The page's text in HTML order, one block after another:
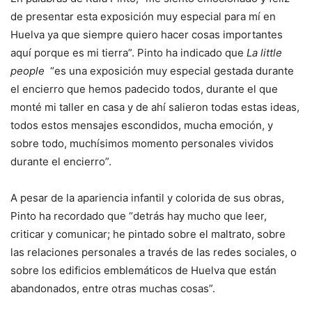
de presentar esta exposición muy especial para mí en
Huelva ya que siempre quiero hacer cosas importantes
aquí porque es mi tierra”. Pinto ha indicado que La little
people “es una exposición muy especial gestada durante
el encierro que hemos padecido todos, durante el que
monté mi taller en casa y de ahí salieron todas estas ideas,
todos estos mensajes escondidos, mucha emoción, y
sobre todo, muchísimos momento personales vividos
durante el encierro”.
A pesar de la apariencia infantil y colorida de sus obras,
Pinto ha recordado que “detrás hay mucho que leer,
criticar y comunicar; he pintado sobre el maltrato, sobre
las relaciones personales a través de las redes sociales, o
sobre los edificios emblemáticos de Huelva que están
abandonados, entre otras muchas cosas”.